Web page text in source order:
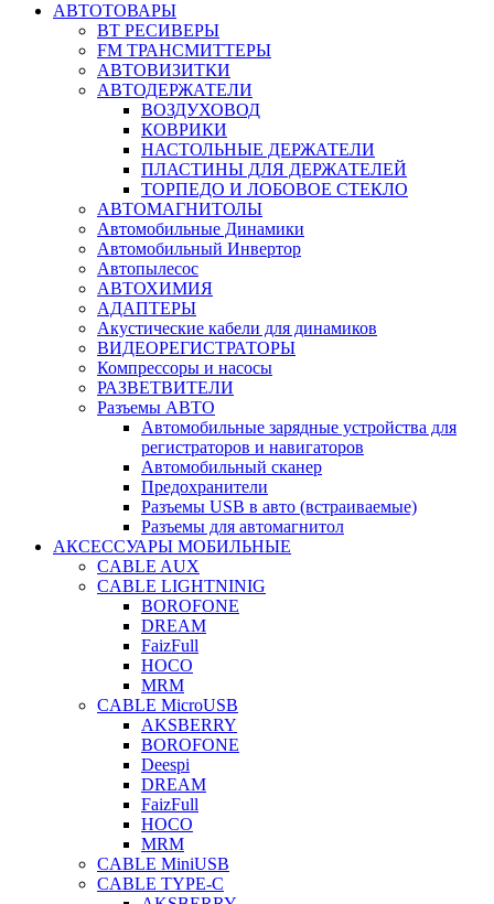
АВТОТОВАРЫ
BT РЕСИВЕРЫ
FM ТРАНСМИТТЕРЫ
АВТОВИЗИТКИ
АВТОДЕРЖАТЕЛИ
ВОЗДУХОВОД
КОВРИКИ
НАСТОЛЬНЫЕ ДЕРЖАТЕЛИ
ПЛАСТИНЫ ДЛЯ ДЕРЖАТЕЛЕЙ
ТОРПЕДО И ЛОБОВОЕ СТЕКЛО
АВТОМАГНИТОЛЫ
Автомобильные Динамики
Автомобильный Инвертор
Автопылесос
АВТОХИМИЯ
АДАПТЕРЫ
Акустические кабели для динамиков
ВИДЕОРЕГИСТРАТОРЫ
Компрессоры и насосы
РАЗВЕТВИТЕЛИ
Разъемы АВТО
Автомобильные зарядные устройства для
регистраторов и навигаторов
Автомобильный сканер
Предохранители
Разъемы USB в авто (встраиваемые)
Разъемы для автомагнитол
АКСЕССУАРЫ МОБИЛЬНЫЕ
CABLE AUX
CABLE LIGHTNINIG
BOROFONE
DREAM
FaizFull
HOCO
MRM
CABLE MicroUSB
AKSBERRY
BOROFONE
Deespi
DREAM
FaizFull
HOCO
MRM
CABLE MiniUSB
CABLE TYPE-C